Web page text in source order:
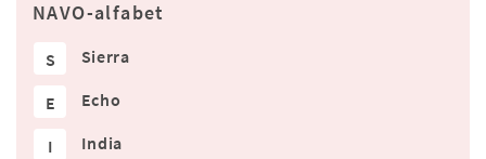
NAVO-alfabet
S Sierra
E Echo
I India